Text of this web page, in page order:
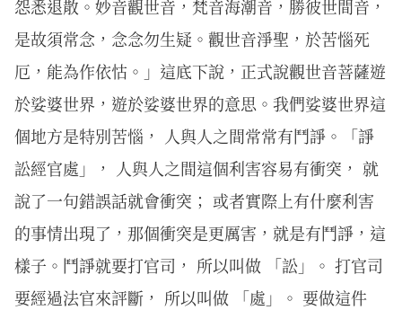
怨悉退散。妙音觀世音，梵音海潮音，勝彼世間音，
是故須常念，念念勿生疑。觀世音淨聖，於苦惱死
厄，能為作依怙。」這底下說，正式說觀世音菩薩遊
於娑婆世界，遊於娑婆世界的意思。我們娑婆世界這
個地方是特別苦惱， 人與人之間常常有鬥諍。「諍
訟經官處」， 人與人之間這個利害容易有衝突， 就
說了一句錯誤話就會衝突； 或者實際上有什麼利害
的事情出現了，那個衝突是更厲害，就是有鬥諍，這
樣子。鬥諍就要打官司， 所以叫做 「訟」。 打官司
要經過法官來評斷， 所以叫做 「處」。 要做這件